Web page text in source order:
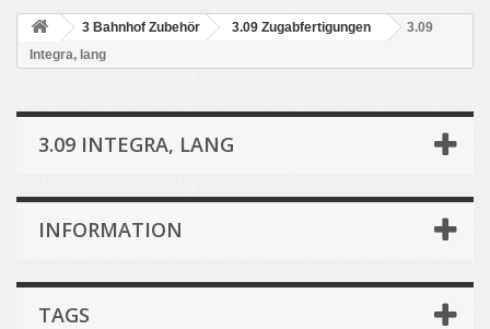
3 Bahnhof Zubehör 3.09 Zugabfertigungen
3.09
Integra, lang
3.09 INTEGRA, LANG
INFORMATION
TAGS